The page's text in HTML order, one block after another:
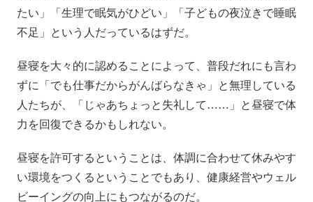
たい」「生理で眠気がひどい」「子どもの夜泣きで睡眠
不足」という人だっているはずだ。
昼寝を大々的に認めることによって、普段だれにも言わ
ずに「でも仕事だからがんばらなきゃ」と無理している
人たちが、「じゃあちょっと失礼して……」と昼寝で体
力を回復できるかもしれない。
昼寝を許可するということは、体調に合わせて休みやす
い環境をつくるということでもあり、健康経営やウェル
ビーイングの向上にもつながるのだ。